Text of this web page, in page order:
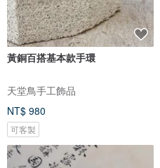
黃銅百搭基本款手環
天堂鳥手工飾品
NT$ 980
可客製